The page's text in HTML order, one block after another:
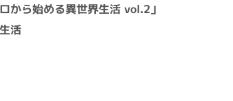
から始める異世界生活 vol.2」
活